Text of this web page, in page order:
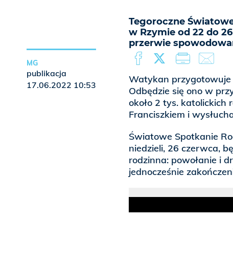
Tegoroczne
w Rzymie od 22 do
przerwie
Watykan przygotowuje
Odbędzie się ono w
około 2 tys. katolickich
Franciszkiem i
Światowe Spotkanie
niedzieli, 26 czerwca,
rodzinna: powołanie i
jednocześnie
MG
publikacja
17.06.2022 10:53